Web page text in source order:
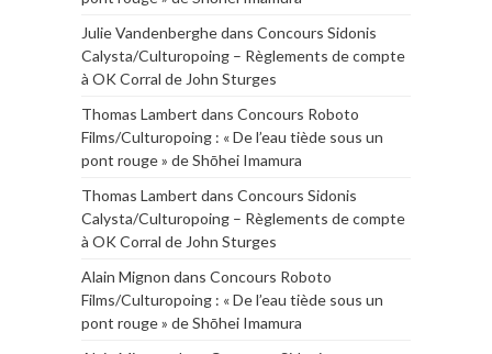
Julie Vandenberghedans Concours Sidonis
Calysta/Culturopoing – Règlements de compte
à OK Corral de John Sturges
Thomas Lambert dans Concours Roboto
Films/Culturopoing : « De l’eau tiède sous un
pont rouge » de Shōhei Imamura
Thomas Lambert dans Concours Sidonis
Calysta/Culturopoing – Règlements de compte
à OK Corral de John Sturges
Alain Mignon dans Concours Roboto
Films/Culturopoing : « De l’eau tiède sous un
pont rouge » de Shōhei Imamura